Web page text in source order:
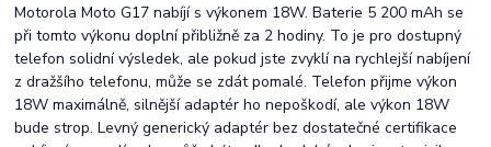
Motorola Moto G17 nabíjí s výkonem 18W. Baterie 5 200 mAh se
při tomto výkonu doplní přibližně za 2 hodiny. To je pro dostupný
telefon solidní výsledek, ale pokud jste zvyklí na rychlejší nabíjení
z dražšího telefonu, může se zdát pomalé. Telefon přijme výkon
18W maximálně, silnější adaptér ho nepoškodí, ale výkon 18W
bude strop. Levný generický adaptér bez dostatečné certifikace